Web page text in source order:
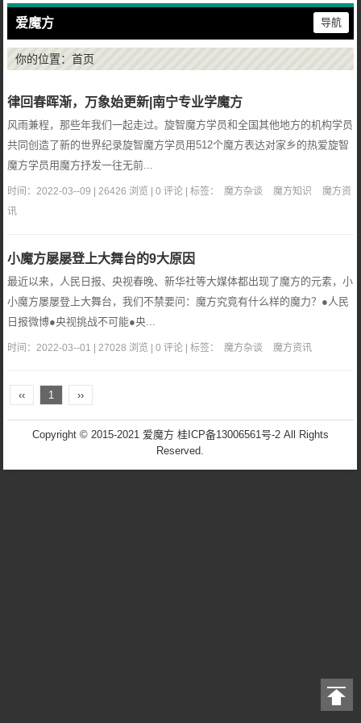
爱魔方 导航
你的位置： 首页
律回春晖渐，万象始更新|南宁专业学魔方
风雨兼程，那些年我们一起走过。旋智魔方学员和全国其他地方的机构学员
共同创造了新的世界纪录旋智魔方学员用512个魔方表达对家乡的热爱旋智
魔方学员用魔方抒发一往无前...
时间：2022-03--09 | 26426 浏览 | 0 评论 | 标签： 魔方杂谈 魔方知识
魔方资
讯
小魔方屡屡登上大舞台的9大原因
最近以来，人民日报、央视春晚、新华社等大媒体都出现了魔方的元素，小
小魔方屡屡登上大舞台，我们不禁要问：魔方究竟有什么样的魔力？●人民
日报微博●央视挑战不可能●央...
时间：2022-03--01 | 27028 浏览 | 0 评论 | 标签： 魔方杂谈 魔方资讯
‹‹ 1 ››
Copyright © 2015-2021 爱魔方 桂ICP备13006561号-2All Rights
Reserved.